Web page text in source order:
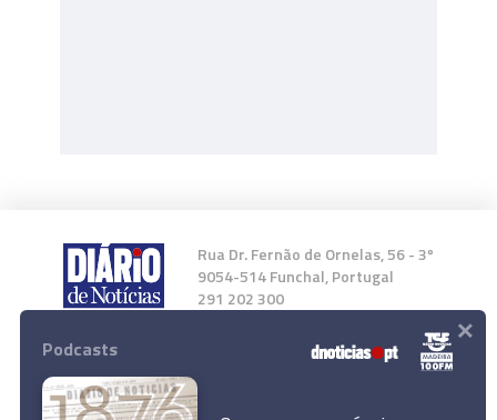
Rua Dr. Fernão de Ornelas, 56 - 3º
9054-514 Funchal, Portugal
291 202 300
Instale a nossa App
Podcasts ×